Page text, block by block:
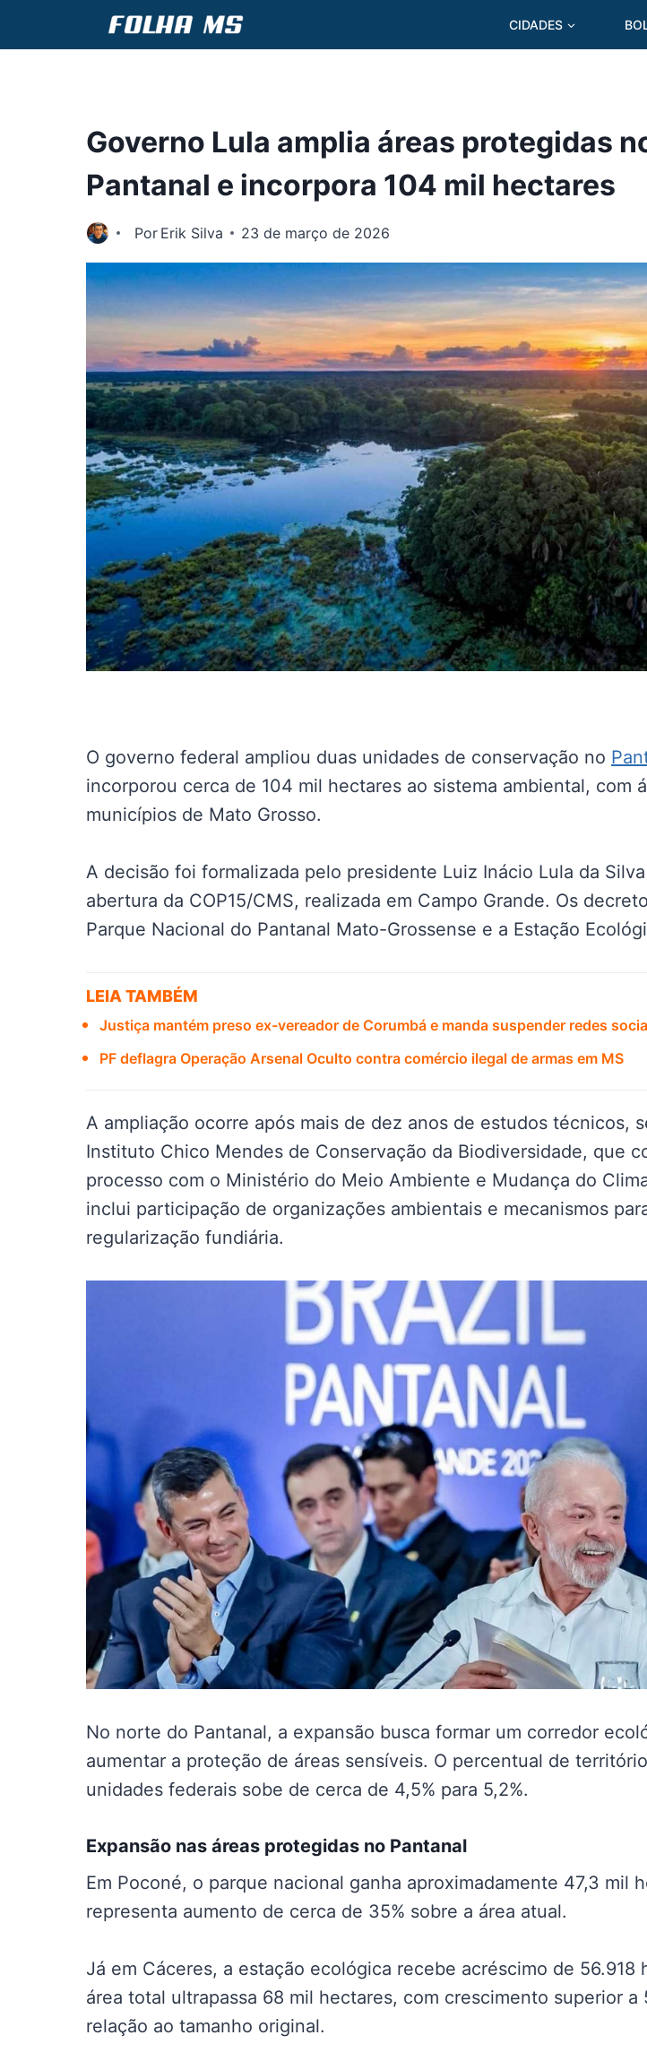
CIDADES
Governo Lula amplia áreas protegidas
Pantanal e incorpora 104 mil hectares
Por Erik Silva 23 de março de 2026
O governo federal ampliou duas unidades de conservação no
incorporou cerca de 104 mil hectares ao sistema ambiental, com
municípios de Mato Grosso.
A decisão foi formalizada pelo presidente Luiz Inácio Lula da
abertura da COP15/CMS, realizada em Campo Grande. Os
Parque Nacional do Pantanal Mato-Grossense e a Estação
LEIA TAMBÉM
Justiça mantém preso ex-vereador de Corumbá e manda suspender redes
PF deflagra Operação Arsenal Oculto contra comércio ilegal de armas em MS
A ampliação ocorre após mais de dez anos de estudos técnicos,
Instituto Chico Mendes de Conservação da Biodiversidade, que
processo com o Ministério do Meio Ambiente e Mudança do
inclui participação de organizações ambientais e mecanismos
regularização fundiária.
No norte do Pantanal, a expansão busca formar um corredor
aumentar a proteção de áreas sensíveis. O percentual de
unidades federais sobe de cerca de 4,5% para 5,2%.
Expansão nas áreas protegidas no Pantanal
Em Poconé, o parque nacional ganha aproximadamente 47,3 mil
representa aumento de cerca de 35% sobre a área atual.
Já em Cáceres, a estação ecológica recebe acréscimo de 56.918
área total ultrapassa 68 mil hectares, com crescimento superior a
relação ao tamanho original.